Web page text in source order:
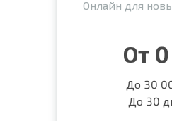
Онлайн для
От
До 30
До 30